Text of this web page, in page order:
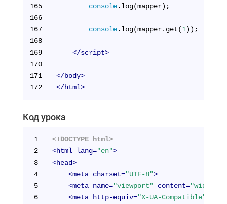
165
console.log(mapper);
166
167
console.log(mapper.get(1));
168
169
</script>
170
171
</body>
172
</html>
Код урока
1
<!DOCTYPE html>
2
<html lang="en">
3
<head>
4
<meta charset="UTF-8">
5
<meta name="viewport" content=
6
<meta http-equiv="X-UA-Compatible"